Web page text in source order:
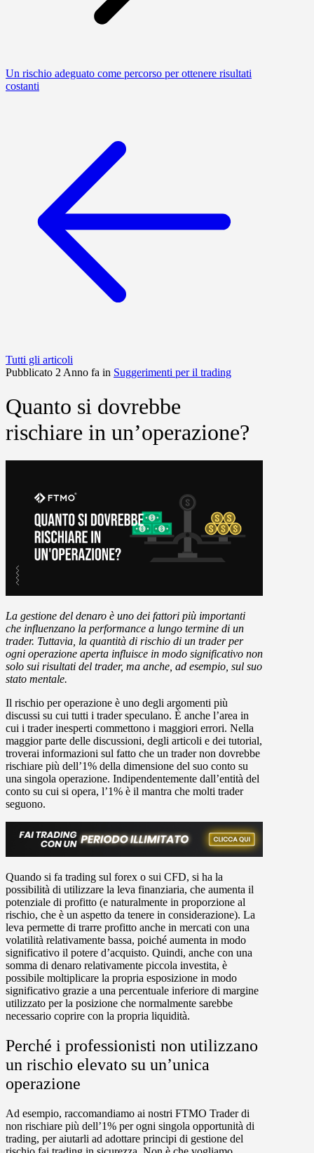
Un rischio adeguato come percorso per ottenere risultati
costanti
Tutti gli articoli
Pubblicato 2 Anno fa in Suggerimenti per il trading
Quanto si dovrebbe
rischiare in un’operazione?
La gestione del denaro è uno dei fattori più importanti
che influenzano la performance a lungo termine di un
trader. Tuttavia, la quantità di rischio di un trader per
ogni operazione aperta influisce in modo significativo non
solo sui risultati del trader, ma anche, ad esempio, sul suo
stato mentale.
Il rischio per operazione è uno degli argomenti più
discussi su cui tutti i trader speculano. È anche l’area in
cui i trader inesperti commettono i maggiori errori. Nella
maggior parte delle discussioni, degli articoli e dei tutorial,
troverai informazioni sul fatto che un trader non dovrebbe
rischiare più dell’1% della dimensione del suo conto su
una singola operazione. Indipendentemente dall’entità del
conto su cui si opera, l’1% è il mantra che molti trader
seguono.
Quando si fa trading sul forex o sui CFD, si ha la
possibilità di utilizzare la leva finanziaria, che aumenta il
potenziale di profitto (e naturalmente in proporzione al
rischio, che è un aspetto da tenere in considerazione). La
leva permette di trarre profitto anche in mercati con una
volatilità relativamente bassa, poiché aumenta in modo
significativo il potere d’acquisto. Quindi, anche con una
somma di denaro relativamente piccola investita, è
possibile moltiplicare la propria esposizione in modo
significativo grazie a una percentuale inferiore di margine
utilizzato per la posizione che normalmente sarebbe
necessario coprire con la propria liquidità.
Perché i professionisti non utilizzano
un rischio elevato su un’unica
operazione
Ad esempio, raccomandiamo ai nostri FTMO Trader di
non rischiare più dell’1% per ogni singola opportunità di
trading, per aiutarli ad adottare principi di gestione del